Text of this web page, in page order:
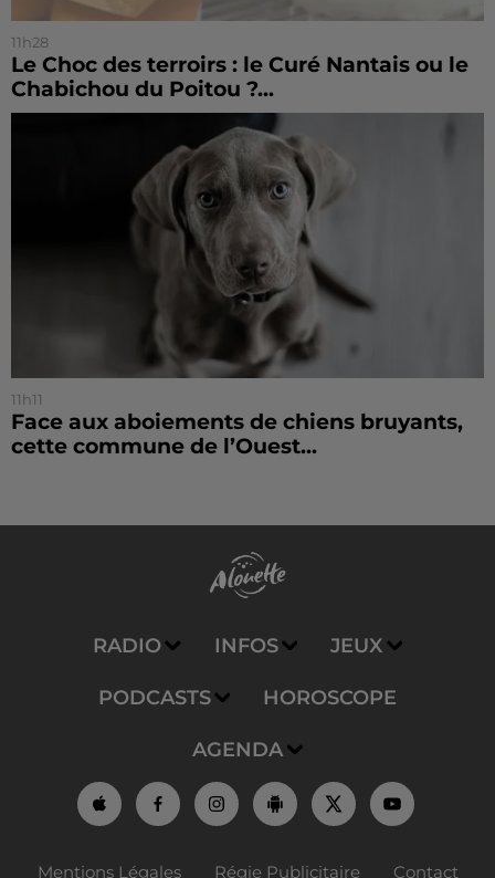
11h28
Le Choc des terroirs : le Curé Nantais ou le
Chabichou du Poitou ?...
11h11
Face aux aboiements de chiens bruyants,
cette commune de l’Ouest...
RADIO INFOS JEUX
PODCASTS HOROSCOPE
AGENDA
Mentions Légales Régie Publicitaire Contact